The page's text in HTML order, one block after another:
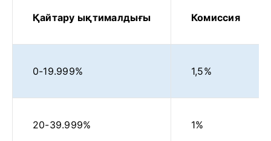
Қайтару ықтималдығы Комиссия
0-19.999% 1,5%
20-39.999% 1%